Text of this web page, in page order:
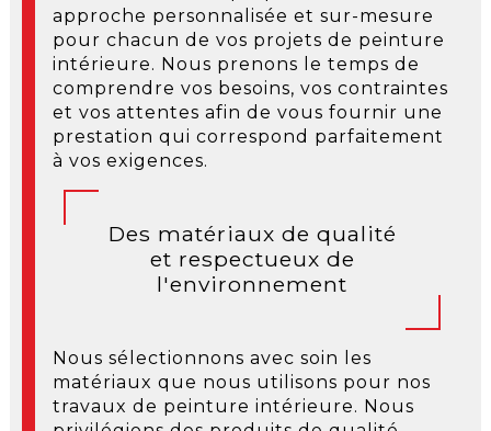
approche personnalisée et sur-mesure
pour chacun de vos projets de peinture
intérieure. Nous prenons le temps de
comprendre vos besoins, vos contraintes
et vos attentes afin de vous fournir une
prestation qui correspond parfaitement
à vos exigences.
Des matériaux de qualité
et respectueux de
l'environnement
Nous sélectionnons avec soin les
matériaux que nous utilisons pour nos
travaux de peinture intérieure. Nous